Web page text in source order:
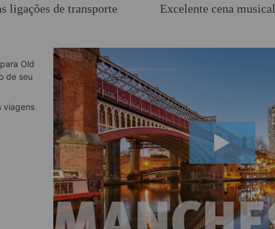
ligações de transporte Excelente cena musical
Old
de seu
viagens